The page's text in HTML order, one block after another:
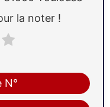
N°
la noter !